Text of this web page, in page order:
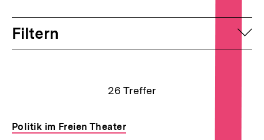
Filtern
Suchergebnisse
26 Treffer
Politik im Freien Theater